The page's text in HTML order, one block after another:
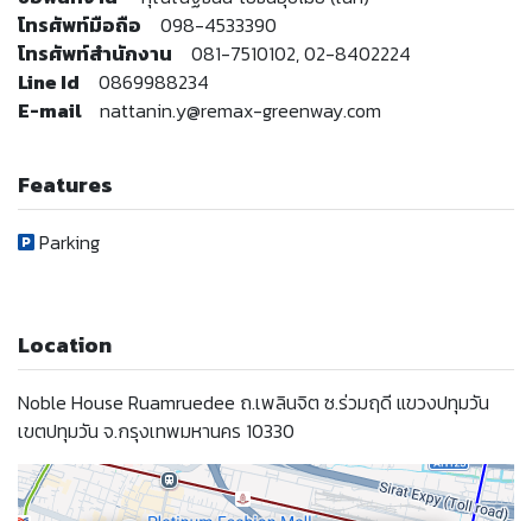
โทรศัพท์มือถือ 098-4533390
โทรศัพท์สำนักงาน 081-7510102, 02-8402224
Line Id 0869988234
E-mail
nattanin.y@remax-greenway.com
Features
Parking
Location
Noble House Ruamruedee ถ.เพลินจิต ซ.ร่วมฤดี แขวงปทุมวัน
เขตปทุมวัน จ.กรุงเทพมหานคร 10330